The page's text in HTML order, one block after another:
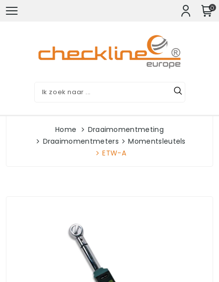
0
Home
Draaimomentmeting
Draaimomentmeters
Momentsleutels
ETW-A